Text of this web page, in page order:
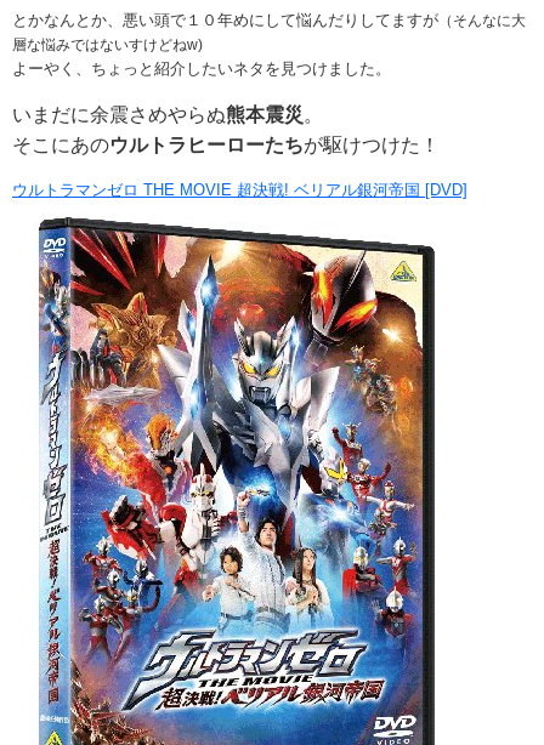
とかなんとか、悪い頭で１０年めにして悩んだりしてますが （そんなに大
層な悩みではないすけどねw)
よーやく、ちょっと紹介したいネタを見つけました。
いまだに余震さめやらぬ熊本震災 。
そこにあのウルトラヒーローたちが駆けつけた！
ウルトラマンゼロ THE MOVIE 超決戦! ベリアル銀河帝国 [DVD]